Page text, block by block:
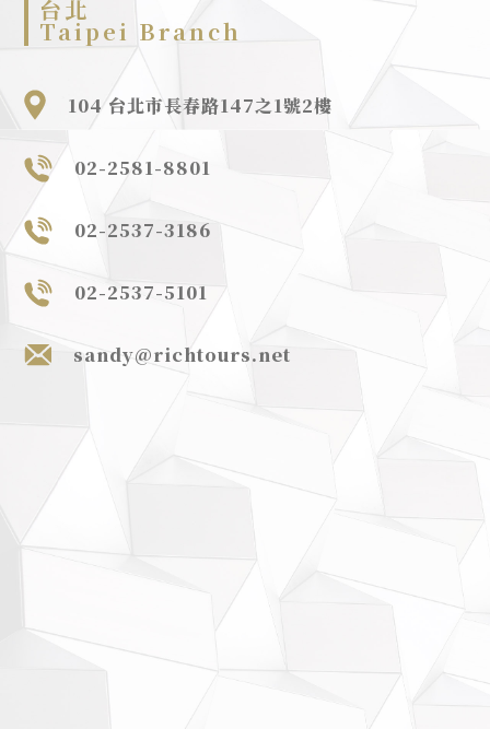
台北
Taipei Branch
104 台北市長春路147之1號2樓
02-2581-8801
02-2537-3186
02-2537-5101
sandy@richtours.net